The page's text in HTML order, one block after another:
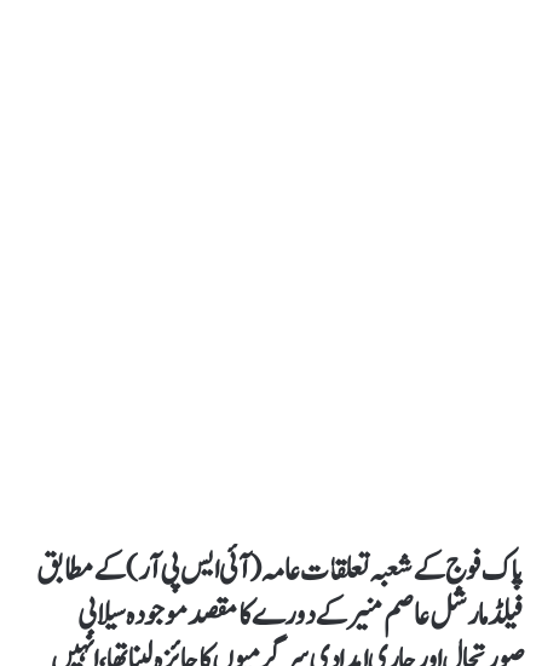
پاک فوج کے شعبہ تعلقات عامہ (آئی ایس پی آر ) کے مطابق
فیلڈ مارشل عاصم منیر کے دورے کا مقصد موجودہ سیلابی